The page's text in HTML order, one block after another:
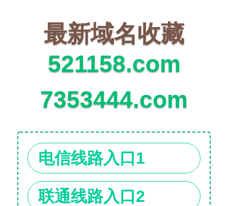
最新域名收藏
521158.com
7353444.com
电信线路入口1
联通线路入口2